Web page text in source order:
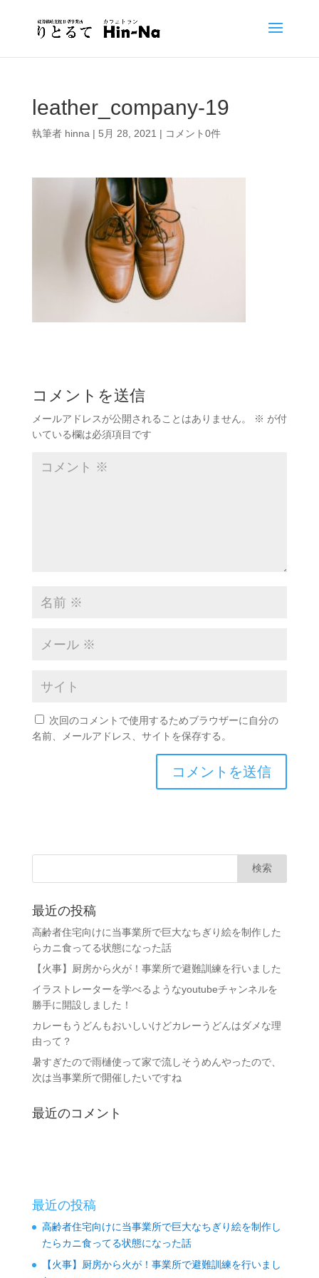
leather_company-19
執筆者 hinna | 5月 28, 2021 | コメント0件
コメントを送信
メールアドレスが公開されることはありません。 ※ が付
いている欄は必須項目です
次回のコメントで使用するためブラウザーに自分の
名前、メールアドレス、サイトを保存する。
最近の投稿
高齢者住宅向けに当事業所で巨大なちぎり絵を制作した
らカニ食ってる状態になった話
【火事】厨房から火が！事業所で避難訓練を行いました
イラストレーターを学べるようなyoutubeチャンネルを
勝手に開設しました！
カレーもうどんもおいしいけどカレーうどんはダメな理
由って？
暑すぎたので雨樋使って家で流しそうめんやったので、
次は当事業所で開催したいですね
最近のコメント
最近の投稿
高齢者住宅向けに当事業所で巨大なちぎり絵を制作し
たらカニ食ってる状態になった話
【火事】厨房から火が！事業所で避難訓練を行いまし